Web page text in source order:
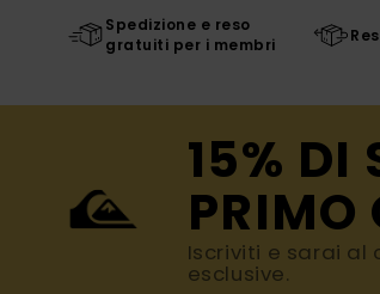
Spedizione e reso
gratuiti per i membri
15% DI
PRIMO
Iscriviti e sarai al
esclusive.